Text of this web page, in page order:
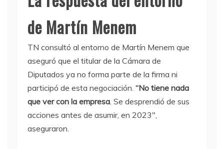
de Martín Menem
TN consultó al entorno de Martín Menem que
aseguró que el titular de la Cámara de
Diputados ya no forma parte de la firma ni
participó de esta negociación. “No tiene nada
que ver con la empresa. Se desprendió de sus
acciones antes de asumir, en 2023″,
aseguraron.